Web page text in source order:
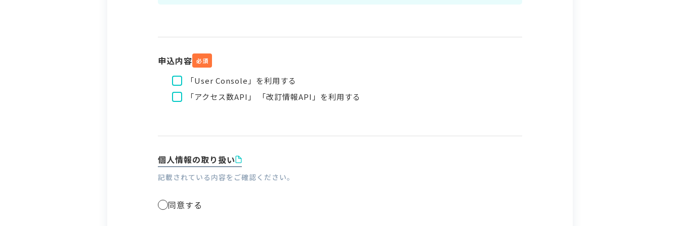
申込内容 必須
「User Console」を利用する
「アクセス数API」 「改訂情報API」を利用する
個人情報の取り扱い
記載されている内容をご確認ください。
同意する